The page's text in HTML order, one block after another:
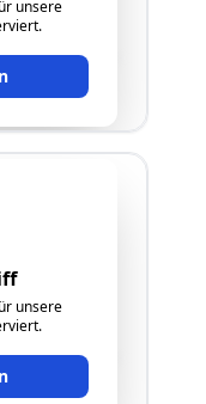
unsere
unsere
EFH mit